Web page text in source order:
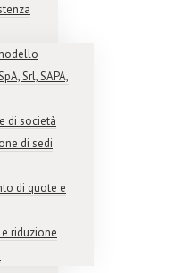
Srl, SAPA,
di società
di sedi
di quote e
riduzione